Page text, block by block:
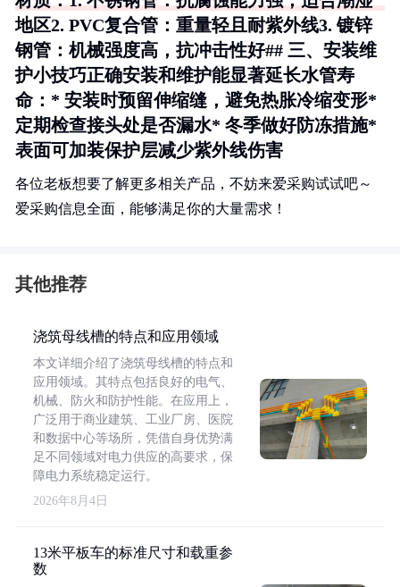
地区2. PVC复合管 ：重量轻且耐紫外线3.镀锌
钢管 ：机械强度高，抗冲击性好## 三、安装维
护小技巧正确安装和维护能显著延长水管寿
命：* 安装时预留伸缩缝，避免热胀冷缩变形*
定期检查接头处是否漏水* 冬季做好防冻措施*
表面可加装保护层减少紫外线伤害
各位老板想要了解更多相关产品，不妨来爱采购试试吧～
爱采购信息全面，能够满足你的大量需求！
其他推荐
浇筑母线槽的特点和应用领域
本文详细介绍了浇筑母线槽的特点和
应用领域。其特点包括良好的电气、
机械、防火和防护性能。在应用上，
广泛用于商业建筑、工业厂房、医院
和数据中心等场所，凭借自身优势满
足不同领域对电力供应的高要求，保
障电力系统稳定运行。
2026年8月4日
13米平板车的标准尺寸和载重参
数